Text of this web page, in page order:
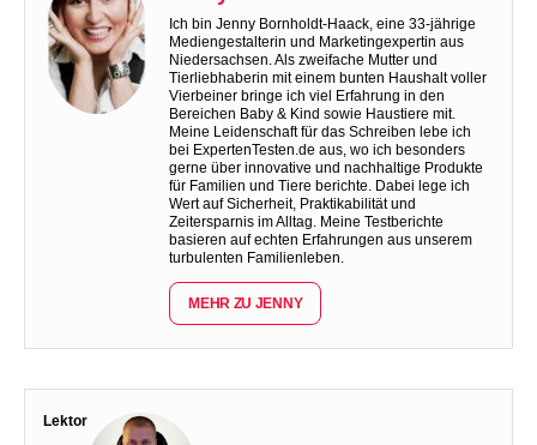
Ich bin Jenny Bornholdt-Haack, eine 33-jährige
Mediengestalterin und Marketingexpertin aus
Niedersachsen. Als zweifache Mutter und
Tierliebhaberin mit einem bunten Haushalt voller
Vierbeiner bringe ich viel Erfahrung in den
Bereichen Baby & Kind sowie Haustiere mit.
Meine Leidenschaft für das Schreiben lebe ich
bei ExpertenTesten.de aus, wo ich besonders
gerne über innovative und nachhaltige Produkte
für Familien und Tiere berichte. Dabei lege ich
Wert auf Sicherheit, Praktikabilität und
Zeitersparnis im Alltag. Meine Testberichte
basieren auf echten Erfahrungen aus unserem
turbulenten Familienleben.
MEHR ZU JENNY
Lektor